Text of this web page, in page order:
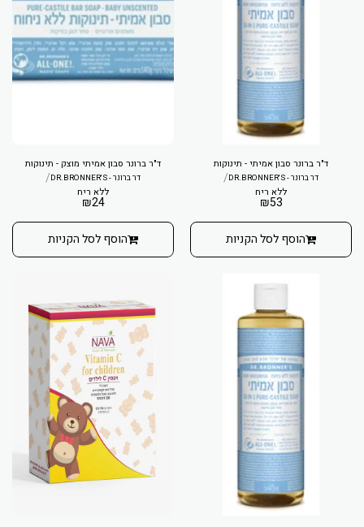
ד"ר ברונר סבון אמיתי - תינוקות
דר ברונר - DR.BRONNER'S /
ללא ריח
₪53
הוסף לסל הקניות
ד"ר ברונר סבון אמיתי מוצק - תינוקות
דר ברונר - DR.BRONNER'S /
ללא ריח
₪24
הוסף לסל הקניות